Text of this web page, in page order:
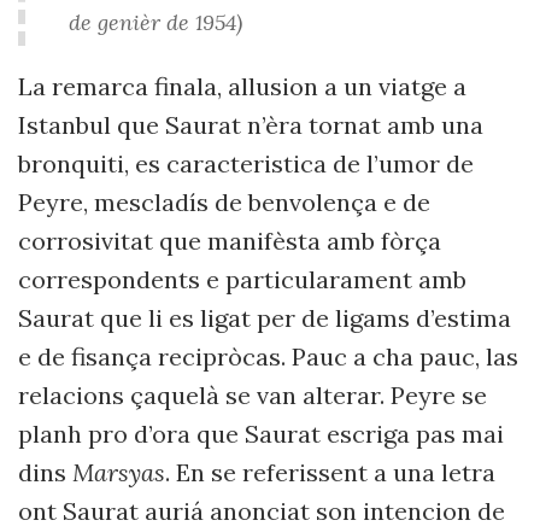
de genièr de 1954)
La remarca finala, allusion a un viatge a
Istanbul que Saurat n’èra tornat amb una
bronquiti, es caracteristica de l’umor de
Peyre, mescladís de benvolença e de
corrosivitat que manifèsta amb fòrça
correspondents e particularament amb
Saurat que li es ligat per de ligams d’estima
e de fisança recipròcas. Pauc a cha pauc, las
relacions çaquelà se van alterar. Peyre se
planh pro d’ora que Saurat escriga pas mai
dins Marsyas. En se referissent a una letra
ont Saurat auriá anonciat son intencion de